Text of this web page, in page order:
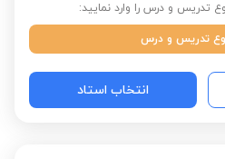
تدریس و درس را وارد نمایید:
تدریس و درس
انتخاب استاد